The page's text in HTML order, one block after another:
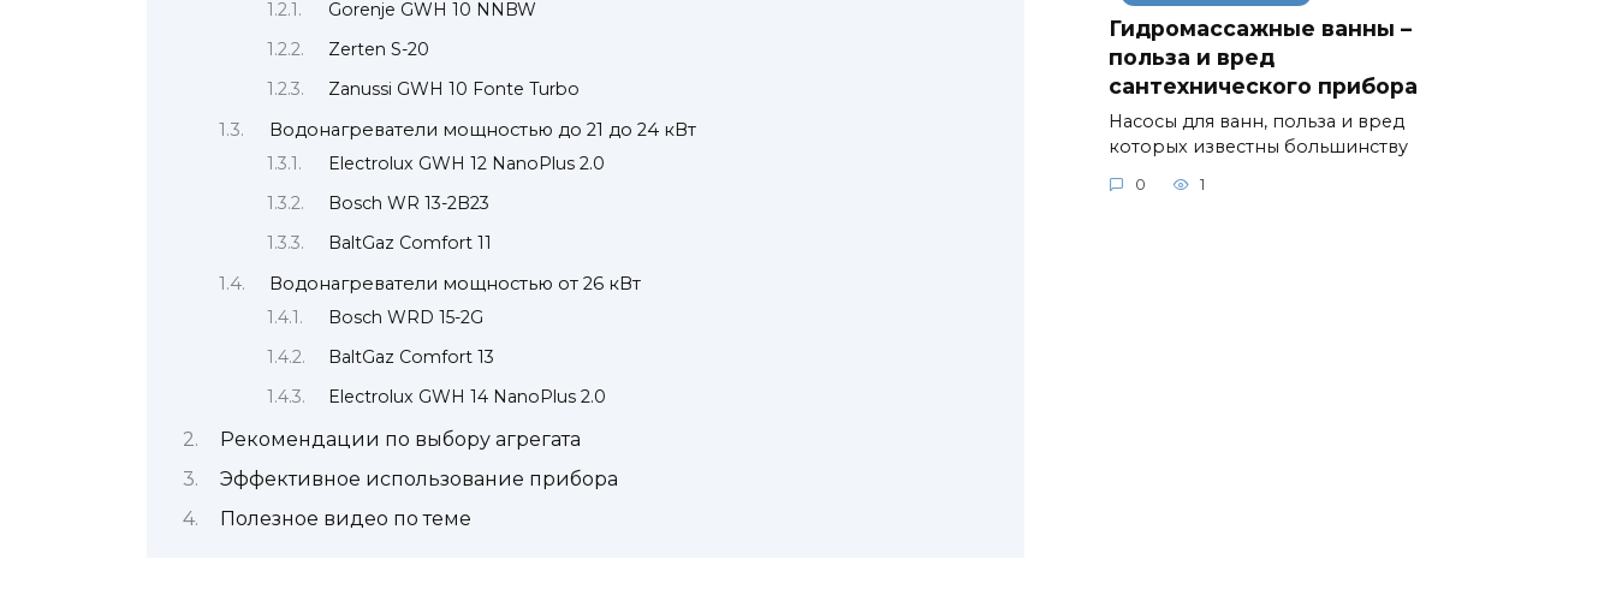
Gorenje GWH 10 NNBW
Zerten S-20
Zanussi GWH 10 Fonte Turbo
Водонагреватели мощностью до 21 до 24 кВт
Electrolux GWH 12 NanoPlus 2.0
Bosch WR 13-2B23
BaltGaz Comfort 11
Водонагреватели мощностью от 26 кВт
Bosch WRD 15-2G
BaltGaz Comfort 13
Electrolux GWH 14 NanoPlus 2.0
Рекомендации по выбору агрегата
Эффективное использование прибора
Полезное видео по теме
Гидромассажные ванны –
польза и вред
сантехнического прибора
Насосы для ванн, польза и вред
которых известны большинству
0 1